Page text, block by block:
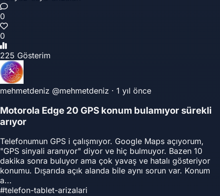
0
0
225 Gösterim
mehmetdeniz @mehmetdeniz · 1 yıl önce
Motorola Edge 20 GPS konum bulamıyor sürekli
arıyor
Telefonumun GPS i çalışmıyor. Google Maps açıyorum,
"GPS sinyali aranıyor" diyor ve hiç bulmuyor. Bazen 10
dakika sonra buluyor ama çok yavaş ve hatalı gösteriyor
konumu. Dışarıda açık alanda bile aynı sorun var. Konum
a...
#telefon-tablet-arizalari